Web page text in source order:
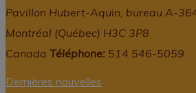
Pavillon Hubert-Aquin, bureau A-
Montréal (Québec) H3C 3P8
Canada Téléphone: 514 546-5059
Dernières nouvelles